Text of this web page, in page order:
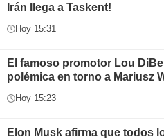
Irán llega a Taskent!
Hoy 15:31
El famoso promotor Lou
polémica en torno a Mariusz
Hoy 15:23
Elon Musk afirma que todos